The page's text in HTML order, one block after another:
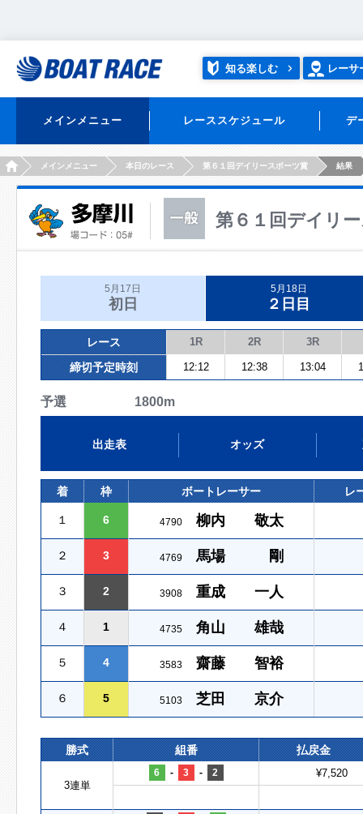
知る楽しむ レーサ
メインメニュー レーススケジュール デ
HOMEメインメニュー 本日のレース 第６１回デイリースポーツ賞 結果
第６１回デイリ
5月17日
初日
5月18日
２日目
レース 1R 2R 3R
締切予定時刻 12:12 12:38 13:04
予選 1800m
出走表 オッズ
着 枠 ボートレーサー レ
１ 6 4790 柳内 敬太
２ 3 4769 馬場 剛
３ 2 3908 重成 一人
４ 1 4735 角山 雄哉
５ 4 3583 齋藤 智裕
６ 5 5103 芝田 京介
勝式 組番 払戻金
3連単
6 - 3 - 2 ¥7,520